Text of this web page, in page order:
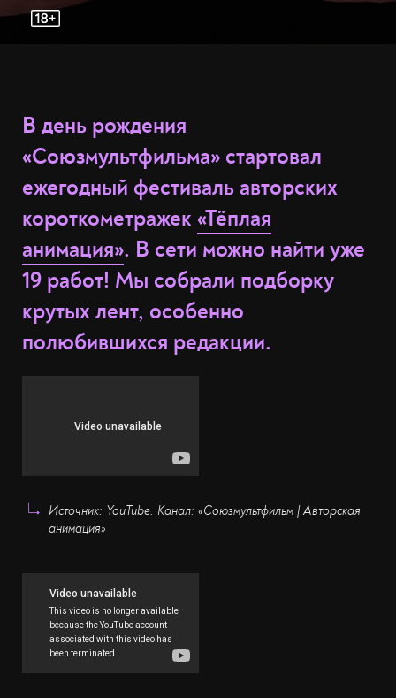
В день рождения
«Союзмультфильма» стартовал
ежегодный фестиваль авторских
короткометражек«Тёплая
анимация». В сети можно найти уже
19 работ! Мы собрали подборку
крутых лент, особенно
полюбившихся редакции.
Источник: YouTube. Канал: «Союзмультфильм | Авторская
анимация»